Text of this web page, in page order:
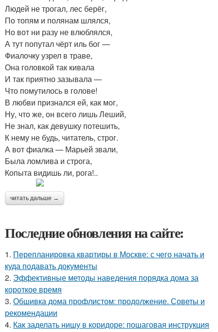
Людей не трогал, лес берёг,
По топям и полянам шлялся,
Но вот ни разу не влюблялся,
А тут попутал чёрт иль бог —
Фиалочку узрел в траве,
Она головкой так кивала
И так приятно зазывала —
Что помутилось в голове!
В любви признался ей, как мог,
Ну, что же, он всего лишь Леший,
Не знал, как девушку потешить,
К нему не будь, читатель, строг.
А вот фиалка — Марьей звали,
Была ломлива и строга,
Копыта видишь ли, рога!..
читать дальше →
Последние обновления на сайте:
1. Перепланировка квартиры в Москве: с чего начать и
куда подавать документы
2. Эффективные методы наведения порядка дома за
короткое время
3. Обшивка дома профлистом: продолжение. Советы и
рекомендации
4. Как заделать нишу в коридоре: пошаговая инструкция